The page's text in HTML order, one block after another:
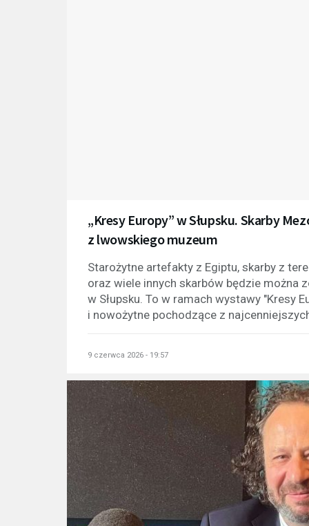
„Kresy Europy” w Słupsku. Skarby
z lwowskiego muzeum
Starożytne artefakty z Egiptu, skarby z
oraz wiele innych skarbów będzie można
w Słupsku. To w ramach wystawy "Kresy
i nowożytne pochodzące z
9 czerwca 2026 - 19:57